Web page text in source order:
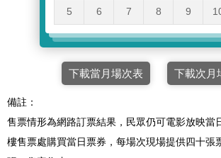
5 6 7 8 9
下載當月場次表 下載次月
備註：
售票情形為網路訂票結果，民眾仍可電影放映當
樓售票處購買當日票券，每場次現場提供四十張